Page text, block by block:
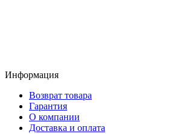
Информация
Возврат товара
Гарантия
О компании
Доставка и оплата